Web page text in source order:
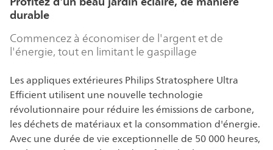
durable
Commencez à économiser de l'argent et de
l'énergie, tout en limitant le gaspillage
Les appliques extérieures Philips Stratosphere Ultra
Efficient utilisent une nouvelle technologie
révolutionnaire pour réduire les émissions de carbone,
les déchets de matériaux et la consommation d'énergie.
Avec une durée de vie exceptionnelle de 50 000 heures,